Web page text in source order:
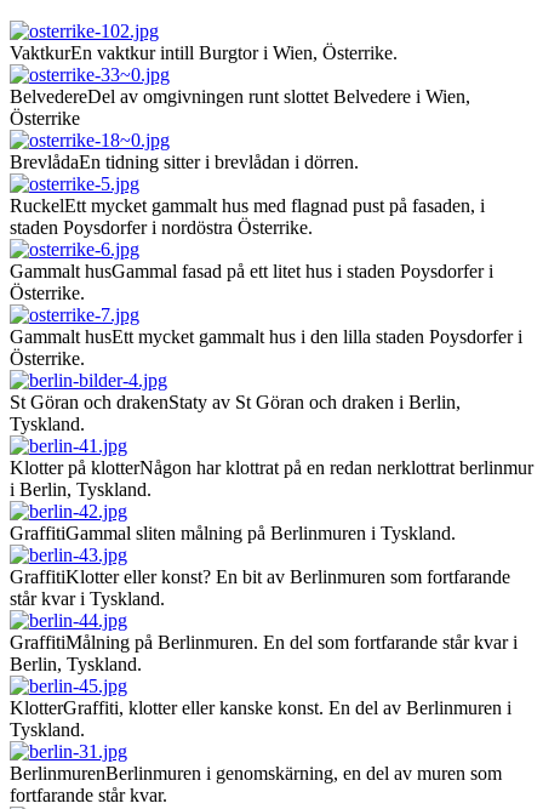
VaktkurEn vaktkur intill Burgtor i Wien, Österrike.
BelvedereDel av omgivningen runt slottet Belvedere i Wien,
Österrike
BrevlådaEn tidning sitter i brevlådan i dörren.
RuckelEtt mycket gammalt hus med flagnad pust på fasaden, i
staden Poysdorfer i nordöstra Österrike.
Gammalt husGammal fasad på ett litet hus i staden Poysdorfer i
Österrike.
Gammalt husEtt mycket gammalt hus i den lilla staden Poysdorfer i
Österrike.
St Göran och drakenStaty av St Göran och draken i Berlin,
Tyskland.
Klotter på klotterNågon har klottrat på en redan nerklottrat berlinmur
i Berlin, Tyskland.
GraffitiGammal sliten målning på Berlinmuren i Tyskland.
GraffitiKlotter eller konst? En bit av Berlinmuren som fortfarande
står kvar i Tyskland.
GraffitiMålning på Berlinmuren. En del som fortfarande står kvar i
Berlin, Tyskland.
KlotterGraffiti, klotter eller kanske konst. En del av Berlinmuren i
Tyskland.
BerlinmurenBerlinmuren i genomskärning, en del av muren som
fortfarande står kvar.